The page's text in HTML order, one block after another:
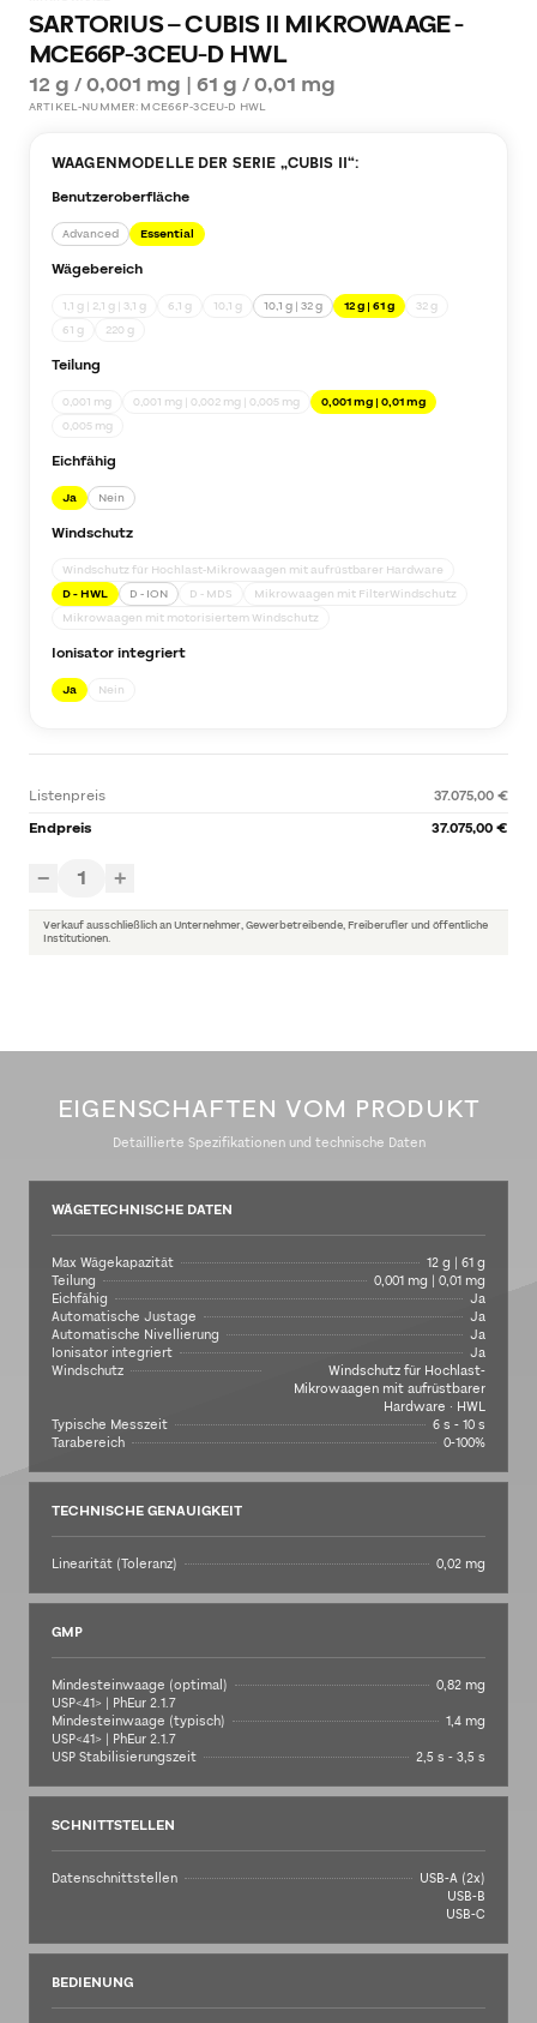
SARTORIUS – CUBIS II MIKROWAAGE -
MCE66P-3CEU-D HWL
12 g / 0,001 mg | 61 g / 0,01 mg
ARTIKEL-NUMMER: MCE66P-3CEU-D HWL
WAAGENMODELLE DER SERIE „CUBIS II“:
Benutzeroberfläche
Advanced Essential
Wägebereich
1,1 g | 2,1 g | 3,1 g 6,1 g 10,1 g 10,1 g | 32 g 12 g | 61 g
32 g
61 g
220 g
Teilung
0,001 mg 0,001 mg | 0,002 mg | 0,005 mg
0,001 mg | 0,01 mg
0,005 mg
Eichfähig
Ja Nein
Windschutz
Windschutz für Hochlast-Mikrowaagen mit aufrüstbarer Hardware
D - HWL
D - ION D - MDS
Mikrowaagen mit FilterWindschutz
Mikrowaagen mit motorisiertem Windschutz
Ionisator integriert
Ja Nein
Listenpreis
37.075,00 €
Endpreis
37.075,00 €
− 1 +
Verkauf ausschließlich an Unternehmer, Gewerbetreibende, Freiberufler und öffentliche
Institutionen.
EIGENSCHAFTEN VOM PRODUKT
Detaillierte Spezifikationen und technische Daten
WÄGETECHNISCHE DATEN
Max Wägekapazität
12 g | 61 g
Teilung
0,001 mg | 0,01 mg
Eichfähig
Ja
Automatische Justage
Ja
Automatische Nivellierung
Ja
Ionisator integriert
Ja
Windschutz
Windschutz für Hochlast-
Mikrowaagen mit aufrüstbarer
Hardware · HWL
Typische Messzeit
6 s - 10 s
Tarabereich
0-100%
TECHNISCHE GENAUIGKEIT
Linearität (Toleranz) 0,02 mg
GMP
Mindesteinwaage (optimal)
USP<41> | PhEur 2.1.7
0,82 mg
Mindesteinwaage (typisch)
USP<41> | PhEur 2.1.7
1,4 mg
USP Stabilisierungszeit
2,5 s - 3,5 s
SCHNITTSTELLEN
Datenschnittstellen
USB-A (2x)
USB-B
USB-C
BEDIENUNG